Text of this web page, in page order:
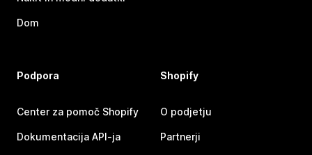
Dom
Podpora
Center za pomoč Shopify
Dokumentacija API-ja
Shopify
O podjetju
Partnerji